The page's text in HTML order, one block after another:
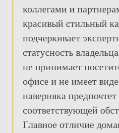
коллегами и
красивый стильный
подчеркивает
статусность
не принимает
офисе и не имеет
наверняка предпочтет
соответствующей
Главное отличие